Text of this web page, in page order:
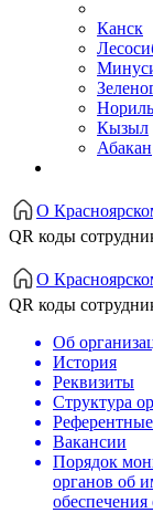
Канск
Кызыл
Абакан
О
QR коды
О
QR коды
Об
История
Реквизиты
Структура
Вакансии
Порядок
органов об